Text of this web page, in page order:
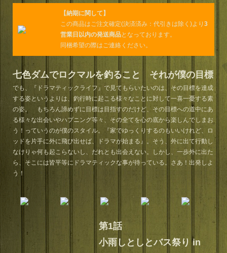
【納期に関して】
この商品はご注文確定(決済済み：代引きは除く)より 3
営業日以内の発送商品となっております。
同梱希望の際はご連絡ください。
七色ダムでロクマルを釣ること それが僕の目標
でも、『ドラマティックライフ』で見てもらいたいのは、その目標を達成
する姿というよりは、釣行時に起こる様々なことに対して一喜一憂する素
の姿。 もちろん諦めずに目標は目指すのだけど、その目標への道中にあ
る様々な出会いやハプニング等々、その全てを心の底から楽しんでしまお
う！っていうのが僕のスタイル。『家でゆっくりするのもいいけれど、ロ
ッドを片手に外に飛び出せば、ドラマが始まる』。そう、外に出て行動し
なけりゃ何も起こらないし、だれとも出会えない。しかし、一歩外に出た
ら、そこには皆平等にドラマティックな事が待っている。さあ！出発しよ
う！
第1話
小雨しとしとバス祭り in